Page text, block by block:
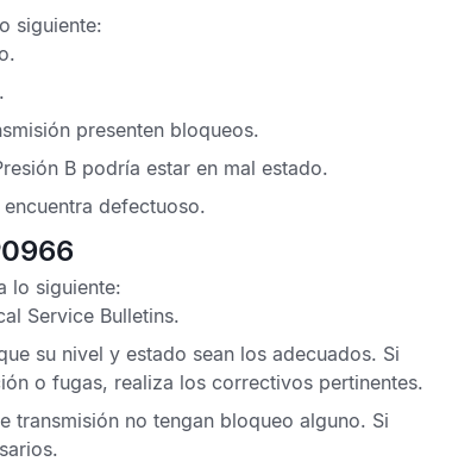
siguiente:
presenten bloqueos.
B podría estar en mal estado.
defectuoso.
lo siguiente:
Service Bulletins.
su nivel y estado sean los adecuados. Si
o fugas, realiza los correctivos pertinentes.
no tengan bloqueo alguno. Si